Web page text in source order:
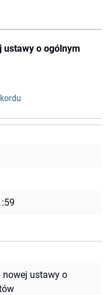
o ogólnym
nowej ustawy o